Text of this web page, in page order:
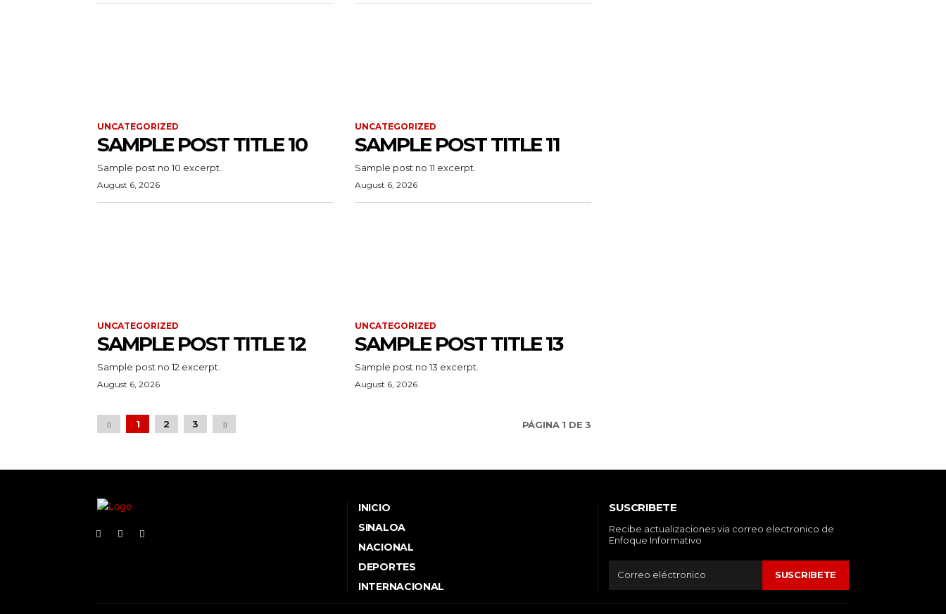
UNCATEGORIZED
SAMPLE POST TITLE 10
Sample post no 10 excerpt.
August 6, 2026
UNCATEGORIZED
SAMPLE POST TITLE 11
Sample post no 11 excerpt.
August 6, 2026
UNCATEGORIZED
SAMPLE POST TITLE 12
Sample post no 12 excerpt.
August 6, 2026
UNCATEGORIZED
SAMPLE POST TITLE 13
Sample post no 13 excerpt.
August 6, 2026
1 2 3 PÁGINA 1 DE 3
INICIO
SINALOA
NACIONAL
DEPORTES
INTERNACIONAL
SUSCRIBETE
Recibe actualizaciones via correo electronico de
Enfoque Informativo
SUSCRIBETE